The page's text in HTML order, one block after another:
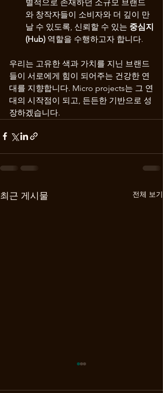
별적으로 존재하던 소규모 브랜드
와 창작자들이 소비자와 더 깊이 만
날 수 있도록, 신뢰할 수 있는 중심지
(Hub) 역할을 수행하고자 합니다.
우리는 고유한 색과 가치를 지닌 브랜드
들이 서로에게 힘이 되어주는 건강한 연
대를 지향합니다. Micro projects는 그 연
대의 시작점이 되고, 든든한 기반으로 성
장하겠습니다.
최근 게시물 전체 보기